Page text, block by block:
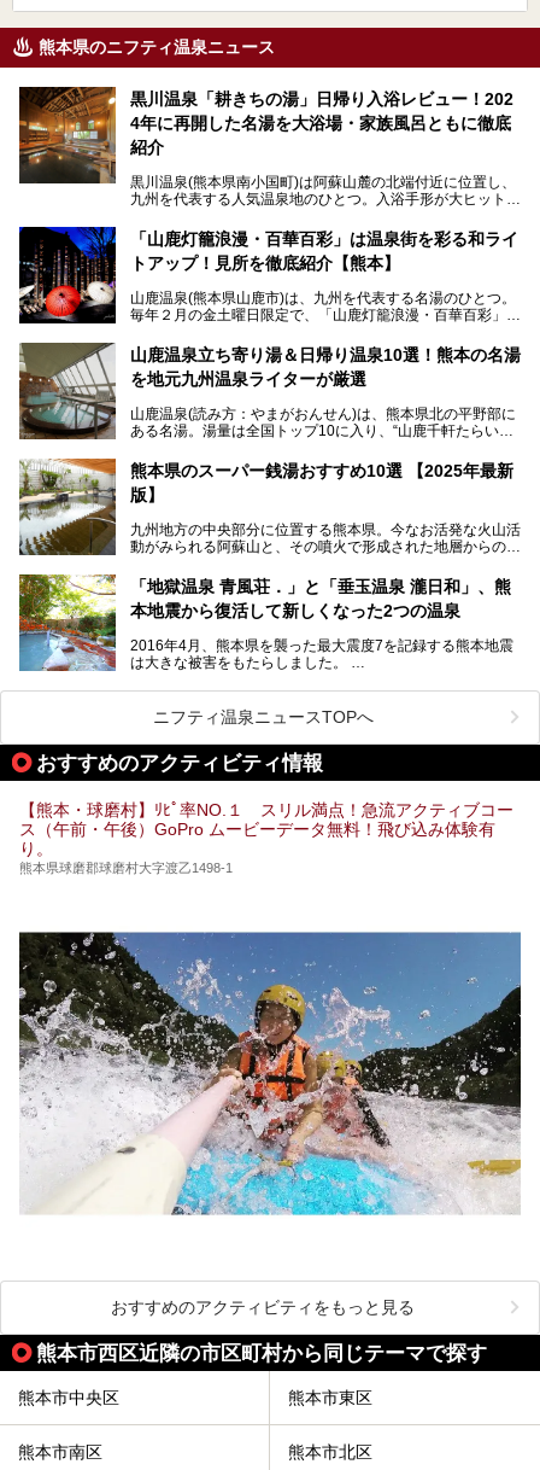
熊本県のニフティ温泉ニュース
黒川温泉「耕きちの湯」日帰り入浴レビュー！202
4年に再開した名湯を大浴場・家族風呂ともに徹底
紹介
黒川温泉(熊本県南小国町)は阿蘇山麓の北端付近に位置し、
九州を代表する人気温泉地のひとつ。入浴手形が大ヒット
す。
中でも「耕きち(こうきち)の湯」は露天風呂を持たないもの
り一度廃業しましたが、2024年10月に営業再開。数多くの
温泉ファンに注目される名湯です。
今回は再開した耕きちの湯を訪問し、全浴室(男女別大浴
「山鹿灯籠浪漫・百華百彩」は温泉街を彩る和ライ
トアップ！見所を徹底紹介【熊本】
山鹿温泉(熊本県山鹿市)は、九州を代表する名湯のひとつ。
毎年２月の金土曜日限定で、「山鹿灯籠浪漫・百華百彩」
ます。和傘や竹、ろうそくなどを用いて、和情緒たっぷりの
ライトアップが無料で楽しめます。
日、の合計8日間開催。今回は地元九州在住の筆者が、その
見所を徹底紹介。併せて、その他イベントや立ち寄り湯も併
山鹿温泉立ち寄り湯＆日帰り温泉10選！熊本の名湯
を地元九州温泉ライターが厳選
山鹿温泉(読み方：やまがおんせん)は、熊本県北の平野部に
ある名湯。湯量は全国トップ10に入り、“山鹿千軒たらいな
泉質であり、お湯の良さにも定評があります。
今回は地元九州の温泉ライターの私が実際に入浴した中か
設・家族風呂の3パターンに分類し、合計10施設を厳選して
ご紹介。ぜひ、湯めぐりの参考にして下さいね！
熊本県のスーパー銭湯おすすめ10選 【2025年最新
版】
九州地方の中央部分に位置する熊本県。今なお活発な火山活
動がみられる阿蘇山と、その噴火で形成された地層からの湧
す。
そんな熊本県は、県内の至るところから温泉が湧いている温
泉県でもあります。山鹿温泉、玉名温泉、黒川温泉、人吉温
出すスーパー銭湯が豊富です。なかでも注目のスーパー銭湯
をピックアップしました。
「地獄温泉 青風荘．」と「垂玉温泉 瀧日和」、熊
本地震から復活して新しくなった2つの温泉
2016年4月、熊本県を襲った最大震度7を記録する熊本地震
は大きな被害をもたらしました。
阿蘇山麓の南阿蘇村の「地獄温泉 清風荘」、そして「清風
荘」から400mほど離れた「垂玉（たるたま）温泉 山口旅
館」の2軒は、この地震による土砂崩れなどのために、一時
期は孤立状態に。もしかしたらこの時のニュースで、「地獄
温泉」と「垂玉温泉」の名前を知った人もいるかもしれませ
ん。
この2軒は今どうなっているのでしょうか。実は現在は「地
獄温泉 青風荘．」「垂玉温泉 瀧日和」として営業を再開し
します。
ニフティ温泉ニュースTOPへ
おすすめのアクティビティ情報
【熊本・球磨村】ﾘﾋﾟ率NO.１ スリル満点！急流アクティブコー
ス（午前・午後）GoPro ムービーデータ無料！飛び込み体験有
り。
熊本県球磨郡球磨村大字渡乙1498-1
おすすめのアクティビティをもっと見る
熊本市西区近隣の市区町村から同じテーマで探す
熊本市中央区 熊本市東区
熊本市南区 熊本市北区